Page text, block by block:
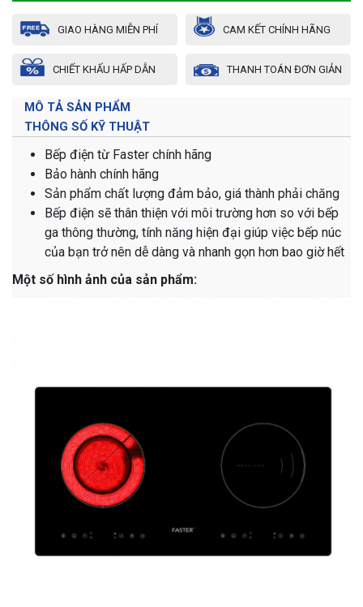
GIAO HÀNG MIỄN PHÍ CAM KẾT CHÍNH HÃNG
CHIẾT KHẤU HẤP DẪN THANH TOÁN ĐƠN GIẢN
MÔ TẢ SẢN PHẨM
THÔNG SỐ KỸ THUẬT
Bếp điện từ Faster chính hãng
Bảo hành chính hãng
Sản phẩm chất lượng đảm bảo, giá thành phải chăng
Bếp điện sẽ thân thiện với môi trường hơn so với bếp
ga thông thường, tính năng hiện đại giúp việc bếp núc
của bạn trở nên dễ dàng và nhanh gọn hơn bao giờ hết
Một số hình ảnh của sản phẩm: